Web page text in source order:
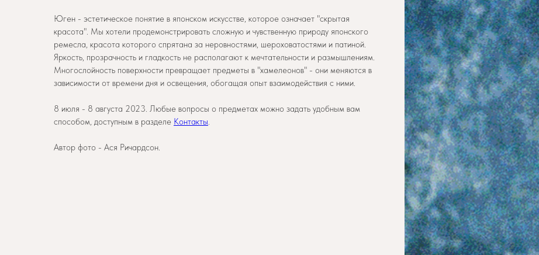
Юген - эстетическое понятие в японском искусстве, которое означает "скрытая
красота". Мы хотели продемонстрировать сложную и чувственную природу японского
ремесла, красота которого спрятана за неровностями, шероховатостями и патиной.
Яркость, прозрачность и гладкость не располагают к мечтательности и размышлениям.
Многослойность поверхности превращает предметы в "хамелеонов" - они меняются в
зависимости от времени дня и освещения, обогащая опыт взаимодействия с ними.
8 июля - 8 августа 2023. Любые вопросы о предметах можно задать удобным вам
способом, доступным в разделе Контакты.
Автор фото - Ася Ричардсон.